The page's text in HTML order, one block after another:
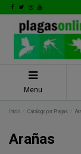
Menu
Inicio Catálogo por Plagas
Arañas